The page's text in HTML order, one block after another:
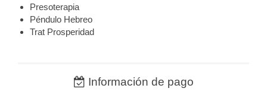
Presoterapia
Péndulo Hebreo
Trat Prosperidad
Información de pago